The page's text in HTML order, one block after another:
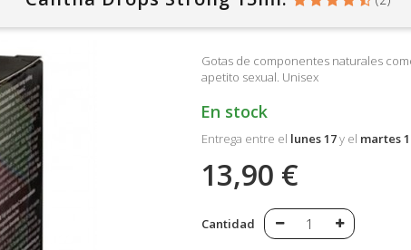
Gotas de componentes naturales
apetito sexual. Unisex
En stock
Entrega entre el lunes 17y el martes
13,90 €
Cantidad